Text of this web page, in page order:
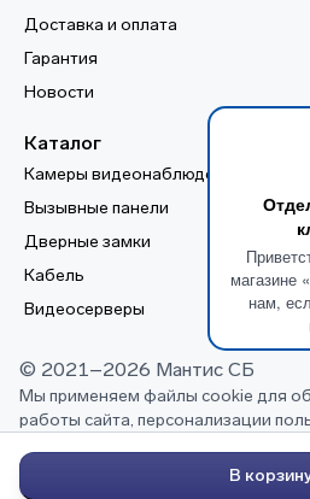
магазине
нам,
В
Доставка и оплата
Гарантия
Новости
Каталог
Камеры видеонаблюдения
Вызывные панели
Дверные замки
Кабель
Видеосерверы
© 2021–2026 Мантис СБ
Мы применяем файлы cookie для
работы сайта, персонализации
конфиденциальности